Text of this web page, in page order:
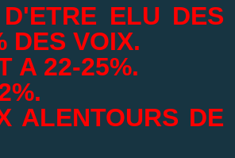
ELU DES
DES VOIX.
A 22-25%.
ALENTOURS DE